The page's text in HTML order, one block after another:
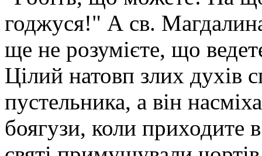
годжуся!" А св.
ще не розумієте, що
Цілий натовп злих духів
пустельника, а він
боягузи, коли приходите